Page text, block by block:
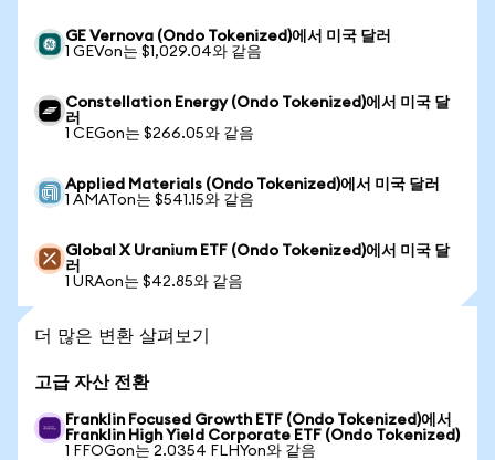
GE Vernova (Ondo Tokenized)에서 미국 달러
1 GEVon는 $1,029.04와 같음
Constellation Energy (Ondo Tokenized)에서 미국 달
러
1 CEGon는 $266.05와 같음
Applied Materials (Ondo Tokenized)에서 미국 달러
1 AMATon는 $541.15와 같음
Global X Uranium ETF (Ondo Tokenized)에서 미국 달
러
1 URAon는 $42.85와 같음
더 많은 변환 살펴보기
고급 자산 전환
Franklin Focused Growth ETF (Ondo Tokenized)에서
Franklin High Yield Corporate ETF (Ondo Tokenized)
1 FFOGon는 2.0354 FLHYon와 같음